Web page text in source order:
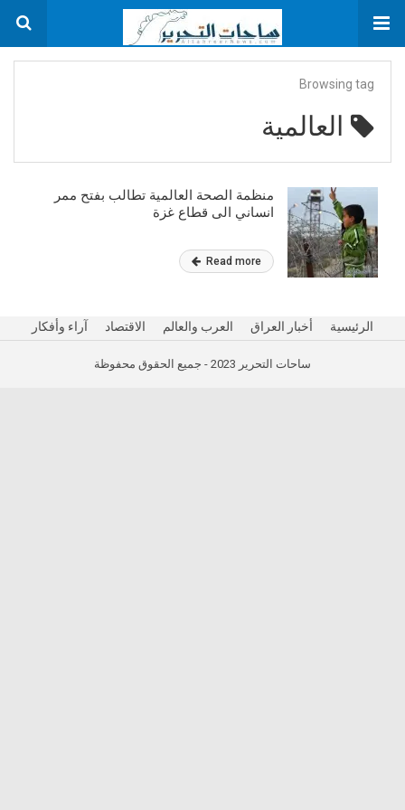
Browsing tag
العالمية
منظمة الصحة العالمية تطالب بفتح ممر
انساني الى قطاع غزة
Read more
الرئيسية أخبار العراق العرب والعالم الاقتصاد آراء وأفكار
ساحات التحرير 2023 - جميع الحقوق محفوظة